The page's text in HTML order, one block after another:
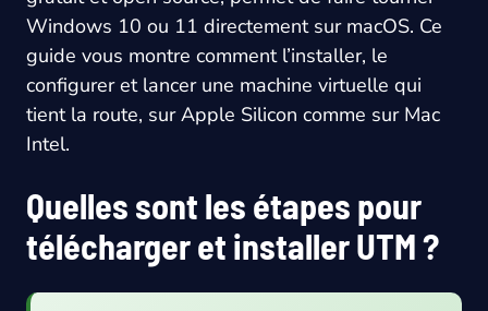
Windows 10 ou 11 directement sur macOS. Ce
guide vous montre comment l’installer, le
configurer et lancer une machine virtuelle qui
tient la route, sur Apple Silicon comme sur Mac
Intel.
Quelles sont les étapes pour
télécharger et installer UTM ?